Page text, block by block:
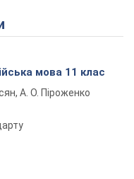
Video
мова 11 клас
А. О. Піроженко